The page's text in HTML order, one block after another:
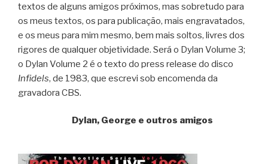
textos de alguns amigos próximos, mas sobretudo para
os meus textos, os para publicação, mais engravatados,
e os meus para mim mesmo, bem mais soltos, livres dos
rigores de qualquer objetividade. Será o Dylan Volume 3;
o Dylan Volume 2 é o texto do press release do disco
Infidels, de 1983, que escrevi sob encomenda da
gravadora CBS.
Dylan, George e outros amigos